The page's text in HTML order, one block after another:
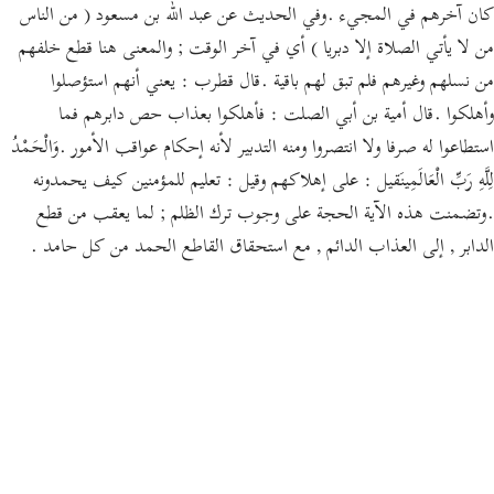
كان آخرهم في المجيء .وفي الحديث عن عبد الله بن مسعود ( من الناس
من لا يأتي الصلاة إلا دبريا ) أي في آخر الوقت ; والمعنى هنا قطع خلفهم
من نسلهم وغيرهم فلم تبق لهم باقية .قال قطرب : يعني أنهم استؤصلوا
وأهلكوا .قال أمية بن أبي الصلت : فأهلكوا بعذاب حص دابرهم فما
استطاعوا له صرفا ولا انتصروا ومنه التدبير لأنه إحكام عواقب الأمور .وَالْحَمْدُ
لِلَّهِ رَبِّ الْعَالَمِينَقيل : على إهلاكهم وقيل : تعليم للمؤمنين كيف يحمدونه
.وتضمنت هذه الآية الحجة على وجوب ترك الظلم ; لما يعقب من قطع
الدابر , إلى العذاب الدائم , مع استحقاق القاطع الحمد من كل حامد .